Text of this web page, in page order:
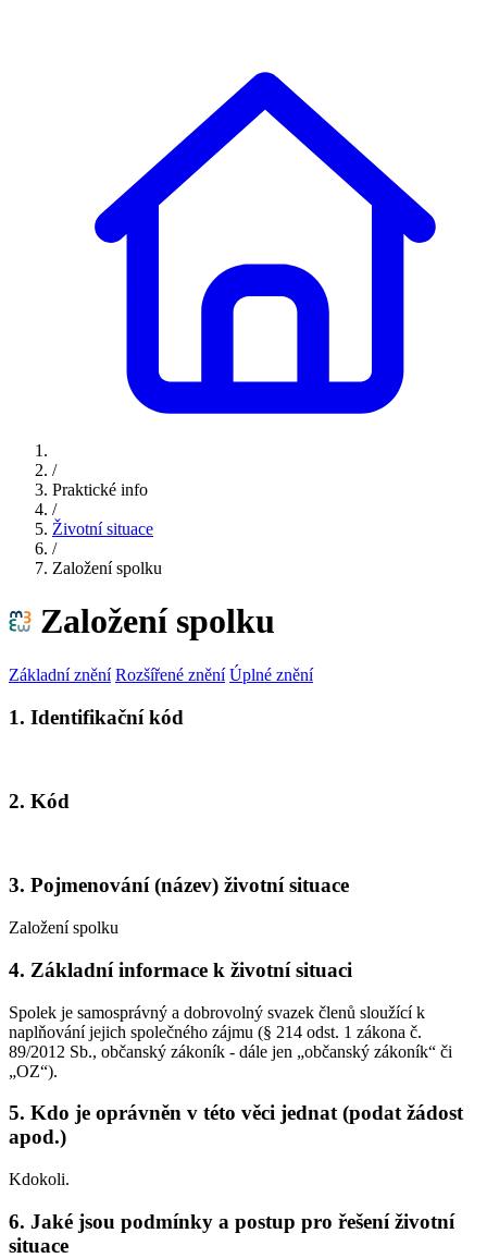
/
Praktické info
/
Životní situace
/
Založení spolku
Založení spolku
Základní znění Rozšířené znění Úplné znění
1. Identifikační kód
2. Kód
3. Pojmenování (název) životní situace
Založení spolku
4. Základní informace k životní situaci
Spolek je samosprávný a dobrovolný svazek členů sloužící k
naplňování jejich společného zájmu (§ 214 odst. 1 zákona č.
89/2012 Sb., občanský zákoník - dále jen „občanský zákoník“ či
„OZ“).
5. Kdo je oprávněn v této věci jednat (podat žádost
apod.)
Kdokoli.
6. Jaké jsou podmínky a postup pro řešení životní
situace